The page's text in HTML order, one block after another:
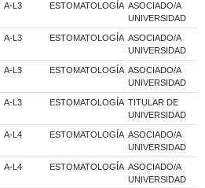
A-L3 ESTOMATOLOGÍA ASOCIADO/A
UNIVERSIDAD
A-L3 ESTOMATOLOGÍA ASOCIADO/A
UNIVERSIDAD
A-L3 ESTOMATOLOGÍA ASOCIADO/A
UNIVERSIDAD
A-L3 ESTOMATOLOGÍA TITULAR DE
UNIVERSIDAD
A-L4 ESTOMATOLOGÍA ASOCIADO/A
UNIVERSIDAD
A-L4 ESTOMATOLOGÍA ASOCIADO/A
UNIVERSIDAD